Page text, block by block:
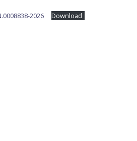
2026
Download